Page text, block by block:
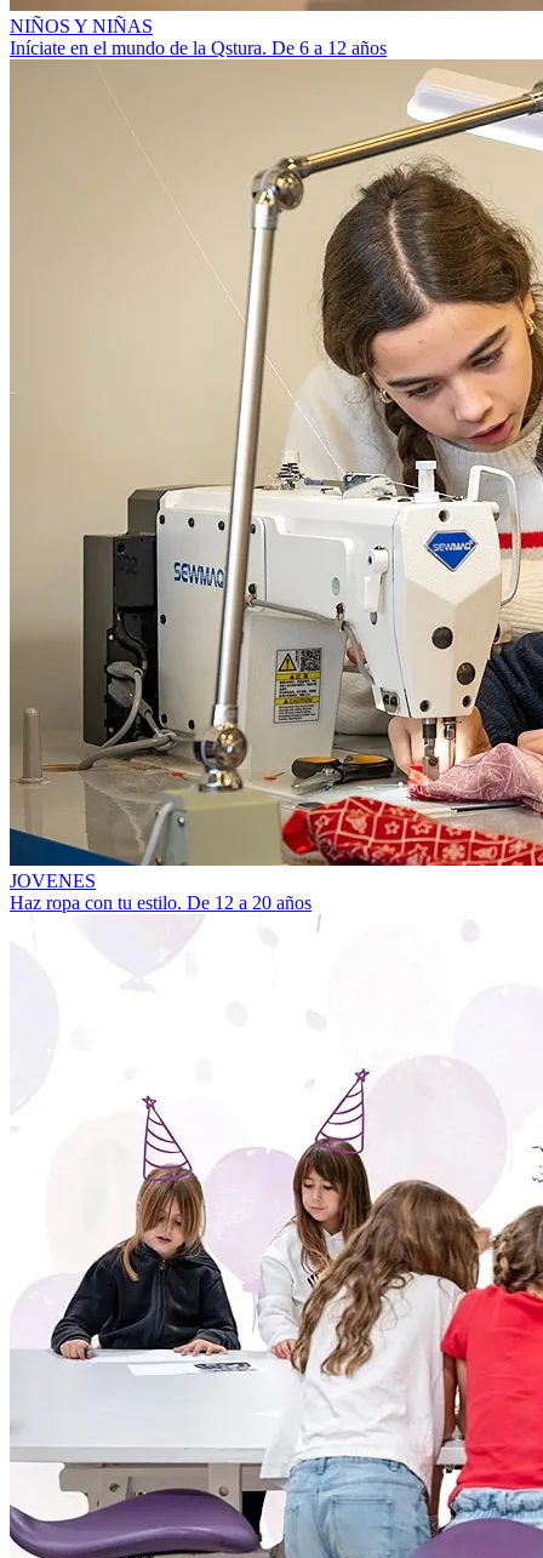
NIÑOS Y NIÑAS
Iníciate en el mundo de la Qstura. De 6 a 12 años
JOVENES
Haz ropa con tu estilo. De 12 a 20 años